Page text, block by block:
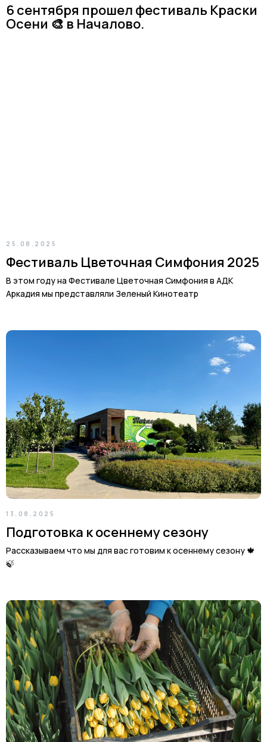
6 сентября прошел фестиваль Краски
Осени 🎨 в Началово.
25.08.2025
Фестиваль Цветочная Симфония 2025
В этом году на Фестивале Цветочная Симфония в АДК
Аркадия мы представляли Зеленый Кинотеатр
13.08.2025
Подготовка к осеннему сезону
Рассказываем что мы для вас готовим к осеннему сезону 🍁
🍃